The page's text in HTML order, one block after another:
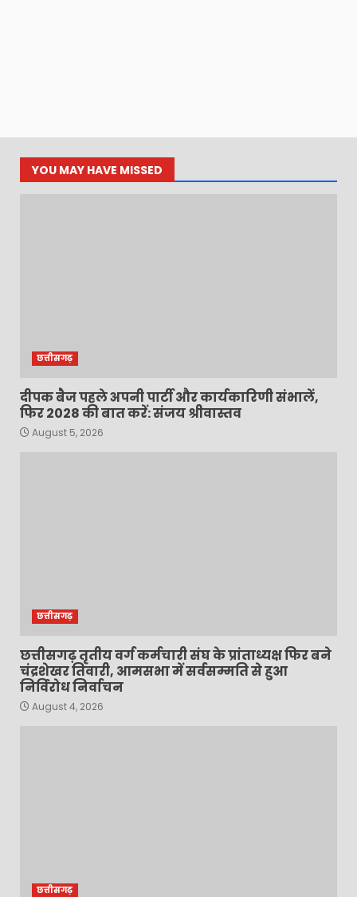
YOU MAY HAVE MISSED
छत्तीसगढ़
दीपक बैज पहले अपनी पार्टी और कार्यकारिणी संभालें,
फिर 2028 की बात करें: संजय श्रीवास्तव
August 5, 2026
छत्तीसगढ़
छत्तीसगढ़ तृतीय वर्ग कर्मचारी संघ के प्रांताध्यक्ष फिर बने
चंद्रशेखर तिवारी, आमसभा में सर्वसम्मति से हुआ
निर्विरोध निर्वाचन
August 4, 2026
छत्तीसगढ़